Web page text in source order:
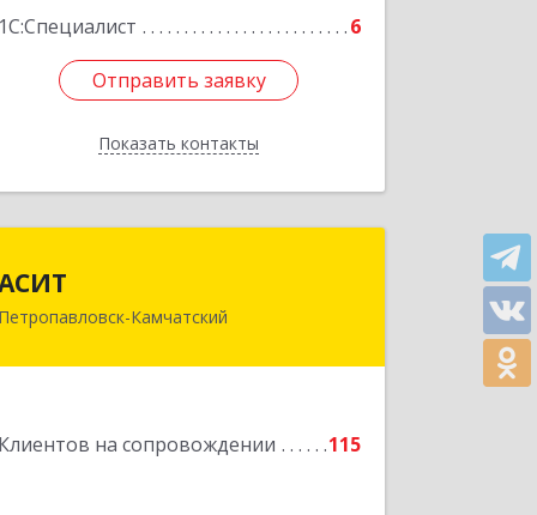
1С:Специалист
6
Отправить заявку
Показать контакты
Отправить заявку
Назад
Петропавловск-Камчатский
Клиентов на сопровождении 115
683031, Камчатский край,
Подробнее